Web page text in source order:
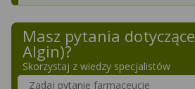
Masz pytania dotyczące
Algin)?
Skorzystaj z wiedzy specjalistów
Szukaj w poradnikach o zdrowiu